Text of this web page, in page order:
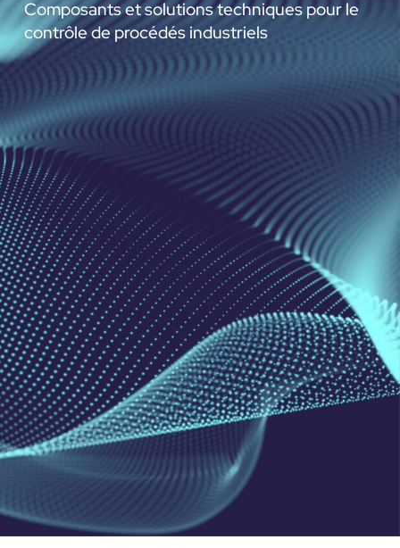
Composants et solutions techniques pour le
contrôle de procédés industriels